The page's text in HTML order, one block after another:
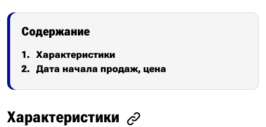
Содержание
Характеристики
Дата начала продаж, цена
Характеристики